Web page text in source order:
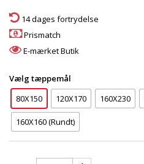
14 dages fortrydelse
Prismatch
E-mærket Butik
Vælg tæppemål
80X150
120X170 160X230
160X160 (Rundt)